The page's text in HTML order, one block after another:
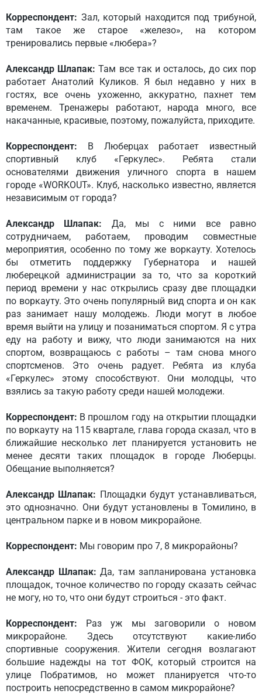
Корреспондент: Зал, который находится под трибуной,
там такое же старое «железо», на котором
тренировались первые «любера»?
Александр Шлапак: Там все так и осталось, до сих пор
работает Анатолий Куликов. Я был недавно у них в
гостях, все очень ухоженно, аккуратно, пахнет тем
временем. Тренажеры работают, народа много, все
накачанные, красивые, поэтому, пожалуйста, приходите.
Корреспондент: В Люберцах работает известный
спортивный клуб «Геркулес». Ребята стали
основателями движения уличного спорта в нашем
городе «WORKOUT». Клуб, насколько известно, является
независимым от города?
Александр Шлапак: Да, мы с ними все равно
сотрудничаем, работаем, проводим совместные
мероприятия, особенно по тому же воркауту. Хотелось
бы отметить поддержку Губернатора и нашей
люберецкой администрации за то, что за короткий
период времени у нас открылись сразу две площадки
по воркауту. Это очень популярный вид спорта и он как
раз занимает нашу молодежь. Люди могут в любое
время выйти на улицу и позаниматься спортом. Я с утра
еду на работу и вижу, что люди занимаются на них
спортом, возвращаюсь с работы – там снова много
спортсменов. Это очень радует. Ребята из клуба
«Геркулес» этому способствуют. Они молодцы, что
взялись за такую работу среди нашей молодежи.
Корреспондент: В прошлом году на открытии площадки
по воркауту на 115 квартале, глава города сказал, что в
ближайшие несколько лет планируется установить не
менее десяти таких площадок в городе Люберцы.
Обещание выполняется?
Александр Шлапак: Площадки будут устанавливаться,
это однозначно. Они будут установлены в Томилино, в
центральном парке и в новом микрорайоне.
Корреспондент: Мы говорим про 7, 8 микрорайоны?
Александр Шлапак: Да, там запланирована установка
площадок, точное количество по городу сказать сейчас
не могу, но то, что они будут строиться - это факт.
Корреспондент: Раз уж мы заговорили о новом
микрорайоне. Здесь отсутствуют какие-либо
спортивные сооружения. Жители сегодня возлагают
большие надежды на тот ФОК, который строится на
улице Побратимов, но может планируется что-то
построить непосредственно в самом микрорайоне?